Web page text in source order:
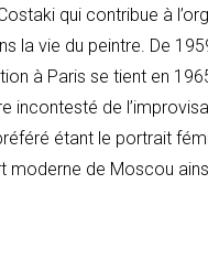
qui contribue à
la vie du peintre. De
à Paris se tient en
incontesté de
étant le portrait
moderne de Moscou